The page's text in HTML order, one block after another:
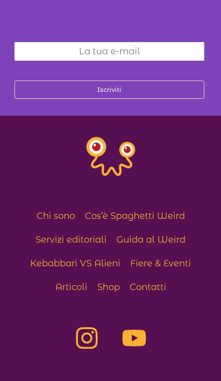
Iscriviti
Chi sono Cos’è Spaghetti Weird
Servizi editoriali Guida al Weird
Kebabbari VS Alieni Fiere & Eventi
Articoli Shop Contatti